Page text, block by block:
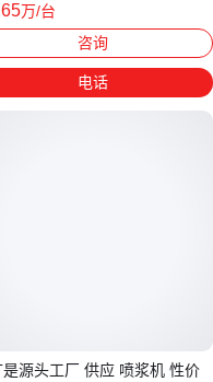
万/台
丘
咨询
电话
是源头工厂 供应 喷浆机 性价